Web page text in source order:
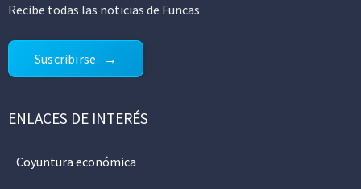
Recibe todas las noticias de Funcas
Suscribirse
ENLACES DE INTERÉS
Coyuntura económica